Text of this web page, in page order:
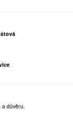
a důvěru.